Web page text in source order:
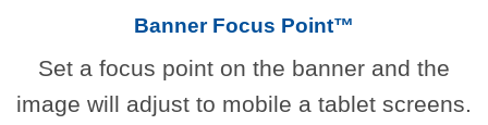
Banner Focus Point™
Set a focus point on the banner and the
image will adjust to mobile a tablet screens.